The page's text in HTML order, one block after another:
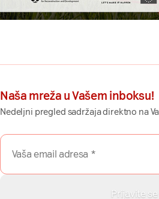
Naša mreža u Vašem inboksu!
Nedeljni pregled sadržaja direktno na